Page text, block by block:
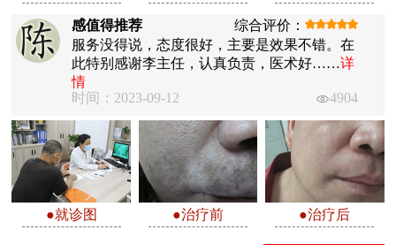
感值得推荐
综合评价：
服务没得说，态度很好，主要是效果不错。在
此特别感谢李主任，认真负责，医术好……详
情
时间：2023-09-12
4904
●就诊图 ●治疗前 ●治疗后